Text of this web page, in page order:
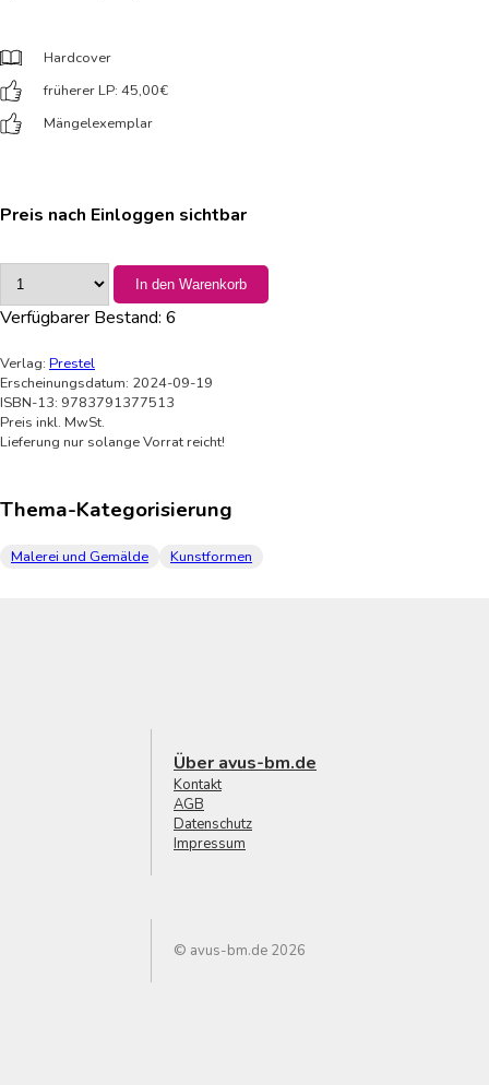
Hardcover
früherer LP: 45,00€
Mängelexemplar
Preis nach Einloggen sichtbar
In den Warenkorb
Verfügbarer Bestand: 6
Verlag: Prestel
Erscheinungsdatum: 2024-09-19
ISBN-13: 9783791377513
Preis inkl. MwSt.
Lieferung nur solange Vorrat reicht!
Thema-Kategorisierung
Malerei und Gemälde Kunstformen
Über avus-bm.de
Kontakt
AGB
Datenschutz
Impressum
© avus-bm.de 2026